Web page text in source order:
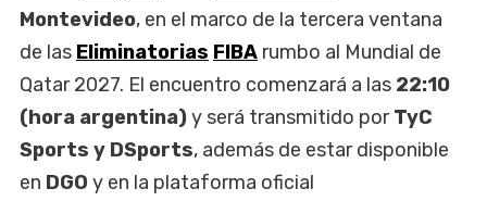
Montevideo, en el marco de la tercera ventana
de las Eliminatorias FIBA rumbo al Mundial de
Qatar 2027. El encuentro comenzará a las 22:10
(hora argentina)y será transmitido porTyC
Sports y DSports, además de estar disponible
en DGO y en la plataforma oficial